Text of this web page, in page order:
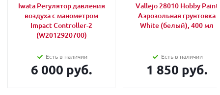
Iwata Регулятор давления
воздуха с манометром
Impact Controller-2
(W2012920700)
Есть в наличии
6 000 руб.
Vallejo 28010 Hobby Paint
Аэрозольная грунтовка
White (белый), 400 мл
Есть в наличии
1 850 руб.